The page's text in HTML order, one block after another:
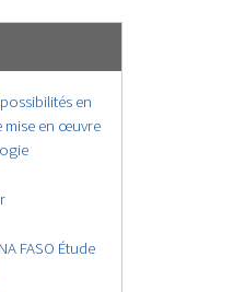
en
mise en œuvre
FASO Étude